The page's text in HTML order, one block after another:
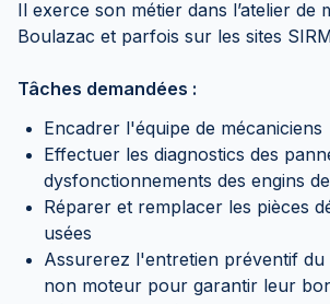
Il exerce son métier dans l’atelier de
Boulazac et parfois sur les sites
Tâches demandées :
Encadrer l'équipe de mécaniciens
Effectuer les diagnostics des
dysfonctionnements des engins
Réparer et remplacer les pièces
usées
Assurerez l'entretien préventif
non moteur pour garantir leur